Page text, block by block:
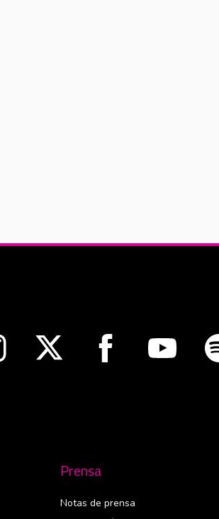
Abre en nueva ventanaAbre en nueva ventana
Abre en nuevaAbre
Prensa
Notas de prensa